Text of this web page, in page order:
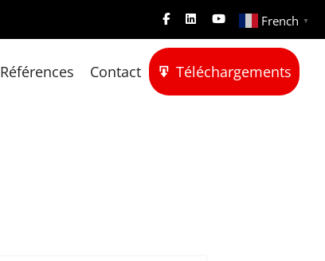
Références Contact Téléchargements
French ▼